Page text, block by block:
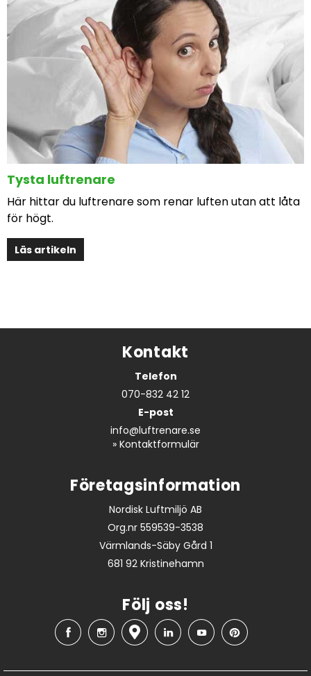
Tysta luftrenare
Här hittar du luftrenare som renar luften utan att låta
för högt.
Läs artikeln
Kontakt
Telefon
070-832 42 12
E-post
info@luftrenare.se
» Kontaktformulär
Företagsinformation
Nordisk Luftmiljö AB
Org.nr 559539-3538
Värmlands-Säby Gård 1
681 92 Kristinehamn
Följ oss!